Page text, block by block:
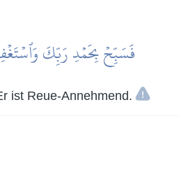
فَسَبِّحۡ بِحَمۡدِ رَبِّكَ
ist Reue-Annehmend.